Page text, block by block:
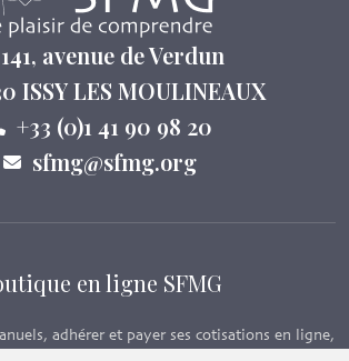
141, avenue de Verdun
ISSY LES MOULINEAUX
+33 (0)1 41 90 98 20
sfmg@sfmg.org
en ligne SFMG
adhérer et payer ses cotisations en ligne,